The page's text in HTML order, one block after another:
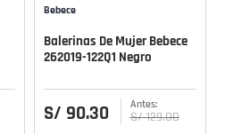
Bebece
Balerinas De Mujer Bebece
262019-122Q1 Negro
S/ 90.30 S/ 129.00